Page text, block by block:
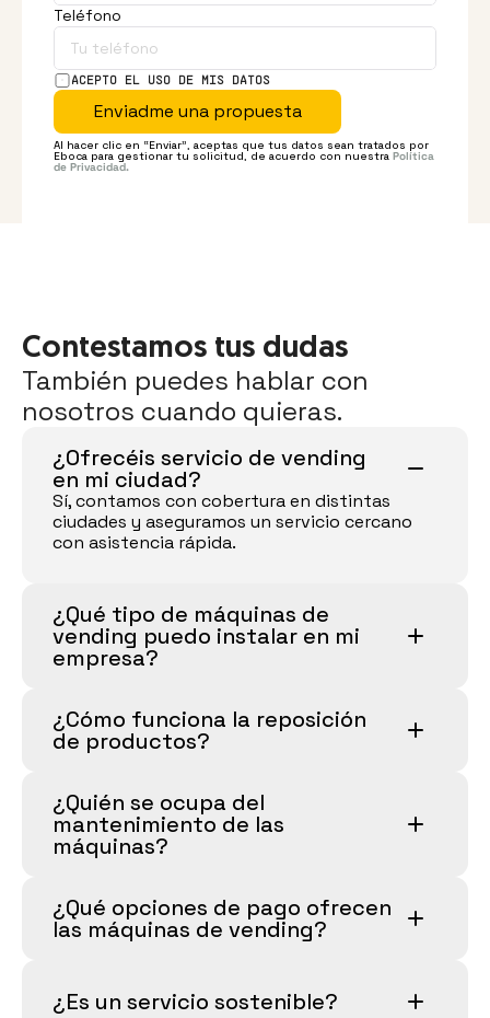
Teléfono
ACEPTO EL USO DE MIS DATOS
Enviadme una propuesta
Al hacer clic en “Enviar”, aceptas que tus datos sean tratados por
Eboca para gestionar tu solicitud, de acuerdo con nuestra Política
de Privacidad.
Contestamos tus dudas
También puedes hablar con
nosotros cuando quieras.
¿Ofrecéis servicio de vending
en mi ciudad?
Sí, contamos con cobertura en distintas
ciudades y aseguramos un servicio cercano
con asistencia rápida.
¿Qué tipo de máquinas de
vending puedo instalar en mi
empresa?
¿Cómo funciona la reposición
de productos?
¿Quién se ocupa del
mantenimiento de las
máquinas?
¿Qué opciones de pago ofrecen
las máquinas de vending?
¿Es un servicio sostenible?